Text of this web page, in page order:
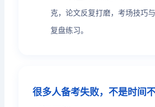
克，论文反复打磨，考场技巧
复盘练习。
很多人备考失败，不是时间